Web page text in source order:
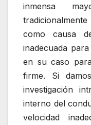
inmensa
como causa
inadecuada
en su caso
firme. Si
investigación
interno del
velocidad